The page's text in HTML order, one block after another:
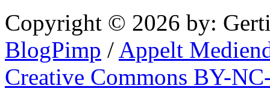
Copyright © 2026 by:
BlogPimp / Appelt
Creative Commons BY-